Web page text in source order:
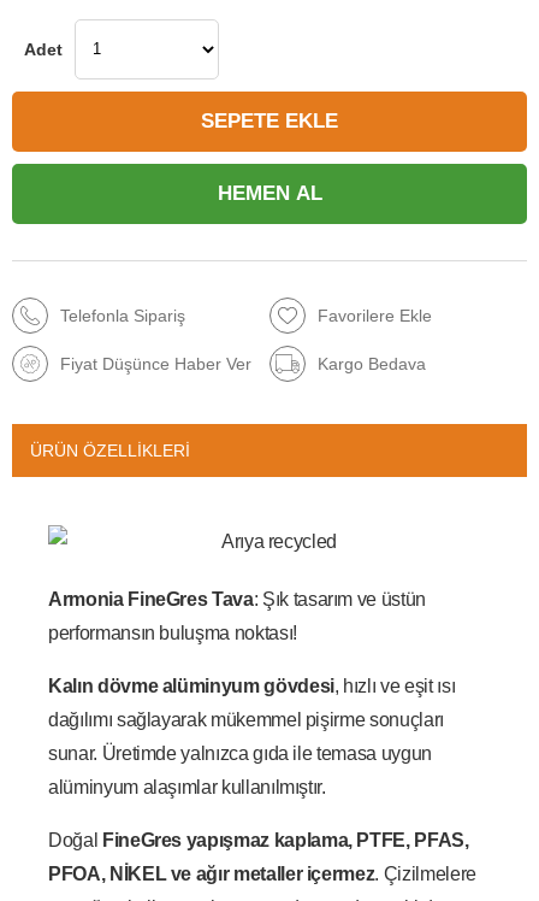
Telefonla Sipariş Favorilere Ekle
Fiyat Düşünce Haber Ver Kargo Bedava
ÜRÜN ÖZELLIKLERI
Armonia FineGres Tava: Şık tasarım ve üstün
performansın buluşma noktası!
Kalın dövme alüminyum gövdesi, hızlı ve eşit ısı
dağılımı sağlayarak mükemmel pişirme sonuçları
sunar. Üretimde yalnızca gıda ile temasa uygun
alüminyum alaşımlar kullanılmıştır.
Doğal FineGres yapışmaz kaplama, PTFE, PFAS,
PFOA, NİKEL ve ağır metaller içermez. Çizilmelere